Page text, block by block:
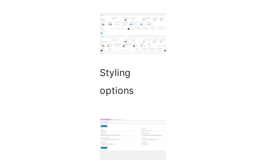
Styling
options